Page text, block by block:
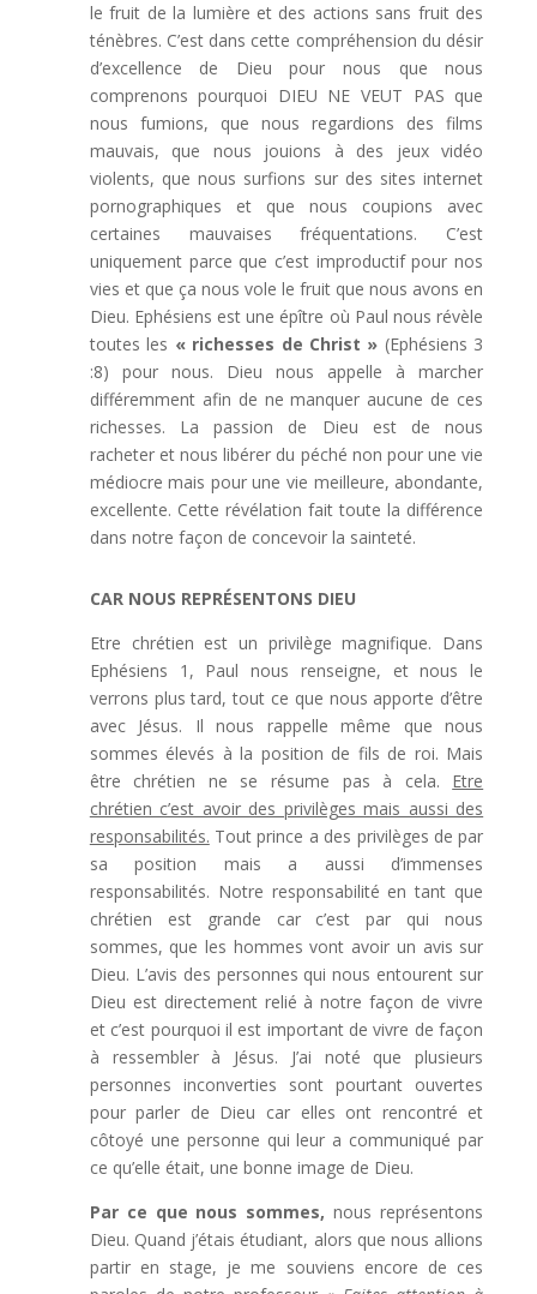
le fruit de la lumière et des actions sans fruit des
ténèbres. C’est dans cette compréhension du désir
d’excellence de Dieu pour nous que nous
comprenons pourquoi DIEU NE VEUT PAS que
nous fumions, que nous regardions des films
mauvais, que nous jouions à des jeux vidéo
violents, que nous surfions sur des sites internet
pornographiques et que nous coupions avec
certaines mauvaises fréquentations. C’est
uniquement parce que c’est improductif pour nos
vies et que ça nous vole le fruit que nous avons en
Dieu. Ephésiens est une épître où Paul nous révèle
toutes les « richesses de Christ » (Ephésiens 3
:8) pour nous. Dieu nous appelle à marcher
différemment afin de ne manquer aucune de ces
richesses. La passion de Dieu est de nous
racheter et nous libérer du péché non pour une vie
médiocre mais pour une vie meilleure, abondante,
excellente. Cette révélation fait toute la différence
dans notre façon de concevoir la sainteté.
CAR NOUS REPRÉSENTONS DIEU
Etre chrétien est un privilège magnifique. Dans
Ephésiens 1, Paul nous renseigne, et nous le
verrons plus tard, tout ce que nous apporte d’être
avec Jésus. Il nous rappelle même que nous
sommes élevés à la position de fils de roi. Mais
être chrétien ne se résume pas à cela. Etre
chrétien c’est avoir des privilèges mais aussi des
responsabilités. Tout prince a des privilèges de par
sa position mais a aussi d’immenses
responsabilités. Notre responsabilité en tant que
chrétien est grande car c’est par qui nous
sommes, que les hommes vont avoir un avis sur
Dieu. L’avis des personnes qui nous entourent sur
Dieu est directement relié à notre façon de vivre
et c’est pourquoi il est important de vivre de façon
à ressembler à Jésus. J’ai noté que plusieurs
personnes inconverties sont pourtant ouvertes
pour parler de Dieu car elles ont rencontré et
côtoyé une personne qui leur a communiqué par
ce qu’elle était, une bonne image de Dieu.
Par ce que nous sommes, nous représentons
Dieu. Quand j’étais étudiant, alors que nous allions
partir en stage, je me souviens encore de ces